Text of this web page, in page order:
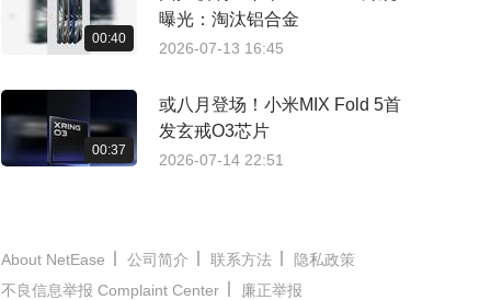
00:40
曝光：淘汰铝合金
2026-07-13 16:45
00:37
或八月登场！小米MIX Fold 5首
发玄戒O3芯片
2026-07-14 22:51
About NetEase 公司简介 联系方法
隐私政策
不良信息举报 Complaint Center
廉正举报